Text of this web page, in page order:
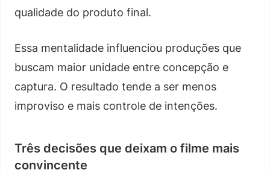
qualidade do produto final.
Essa mentalidade influenciou produções que
buscam maior unidade entre concepção e
captura. O resultado tende a ser menos
improviso e mais controle de intenções.
Três decisões que deixam o filme mais
convincente